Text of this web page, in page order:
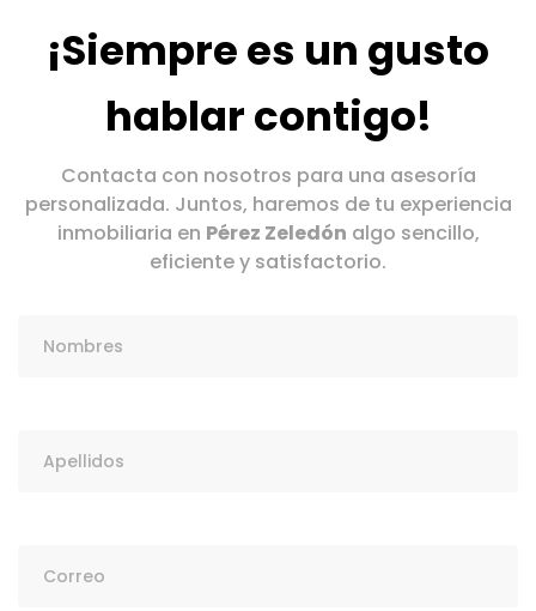
¡Siempre es un gusto
hablar contigo!
Contacta con nosotros para una asesoría
personalizada. Juntos, haremos de tu experiencia
inmobiliaria en Pérez Zeledón algo sencillo,
eficiente y satisfactorio.